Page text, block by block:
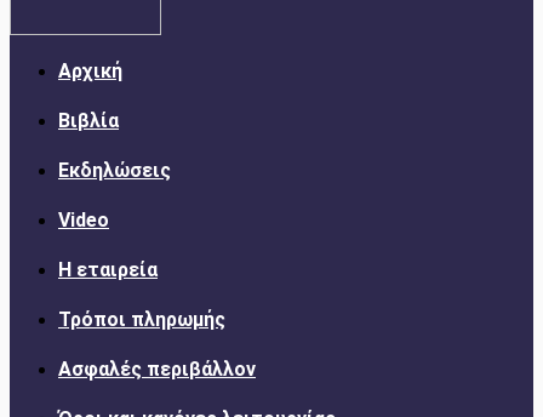
Αρχική
Βιβλία
Εκδηλώσεις
Video
Η εταιρεία
Τρόποι πληρωμής
Ασφαλές περιβάλλον